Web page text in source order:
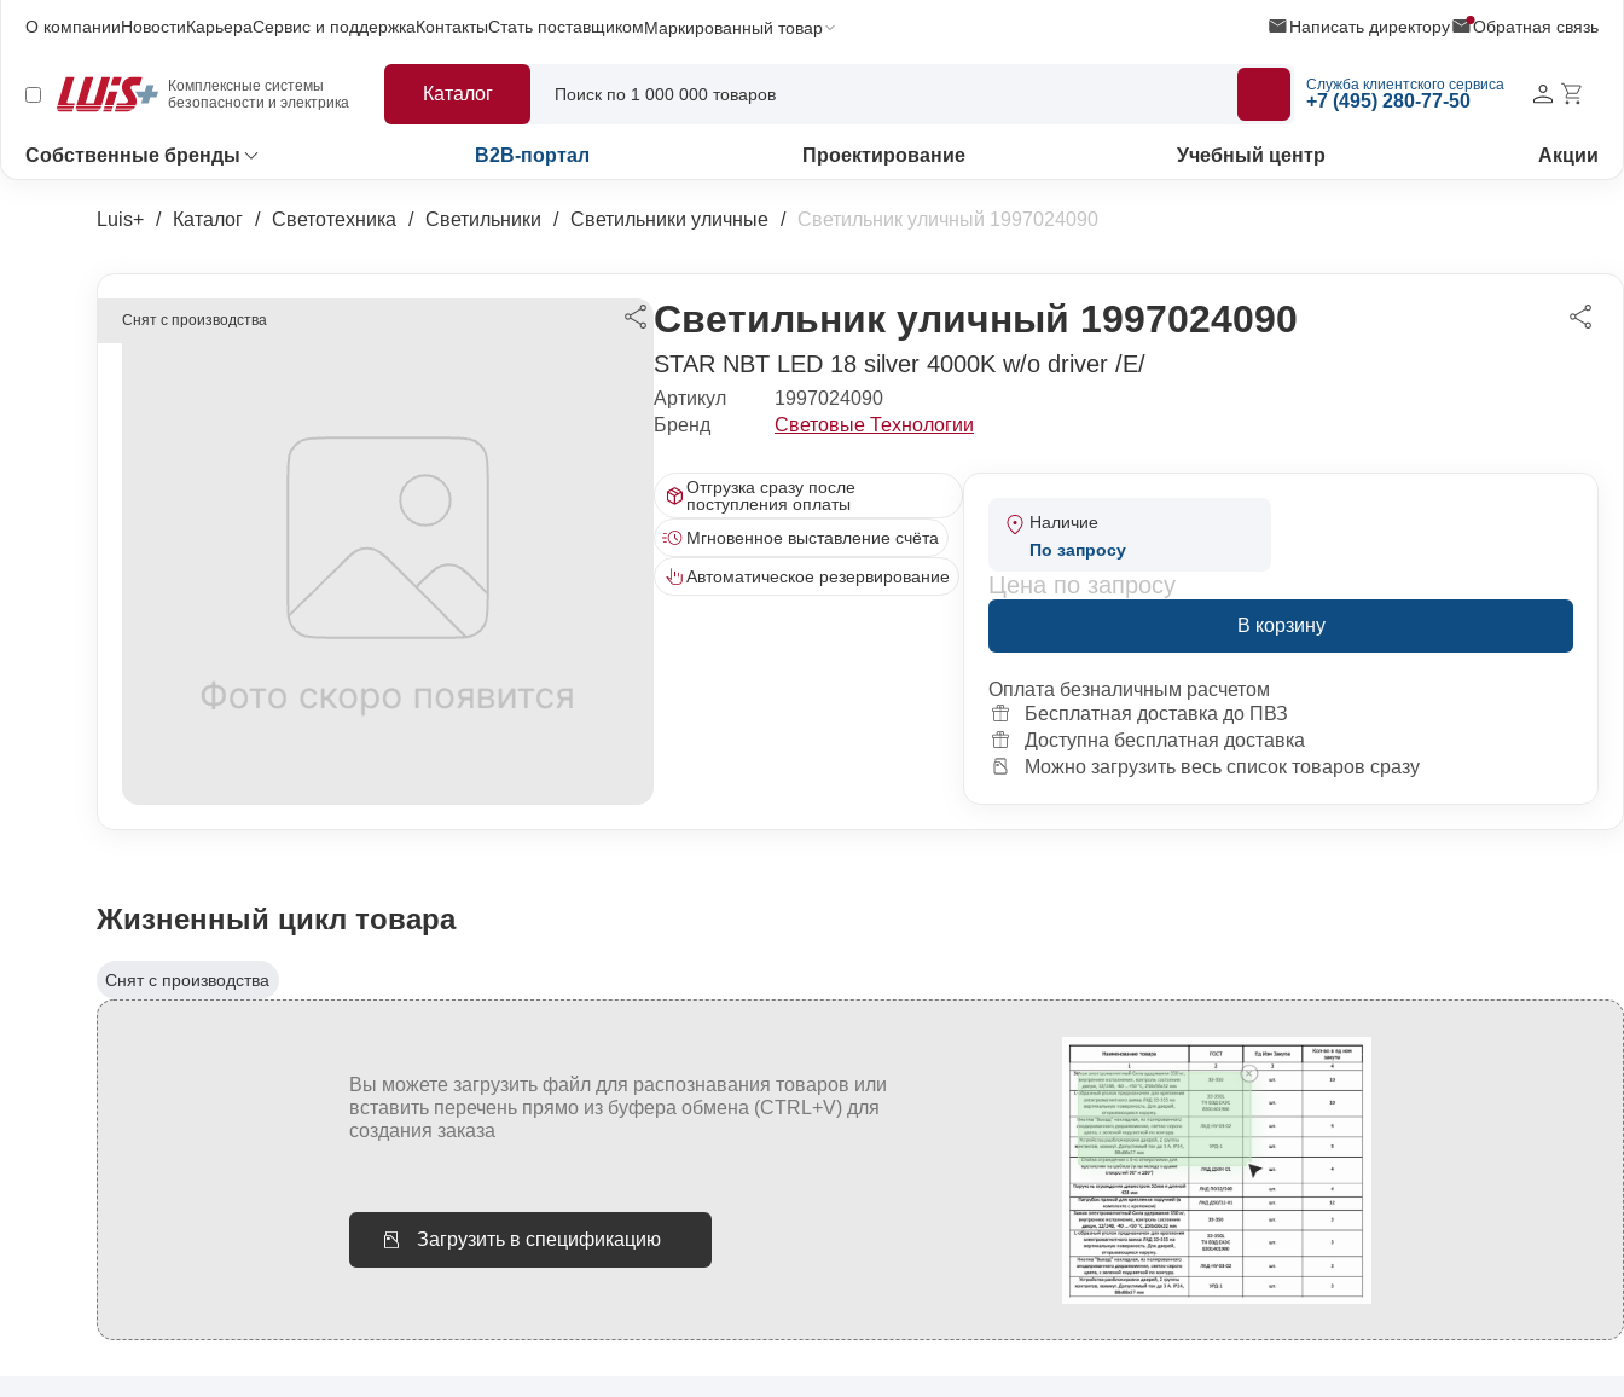
О компанииНовостиКарьераСервис и поддержкаКонтактыСтать поставщикомМаркированный товар Написать директору Обратная связь
Комплексные системы
безопасности и электрика
Каталог Служба клиентского сервиса
+7 (495) 280-77-50
Собственные бренды B2B-портал Проектирование Учебный центр Акции
Luis+ Каталог Светотехника Светильники Светильники уличные Светильник уличный 1997024090
Снят с производства Светильник уличный 1997024090
STAR NBT LED 18 silver 4000K w/o driver /E/
Артикул
1997024090
Бренд
Световые Технологии
Отгрузка сразу после
поступления оплаты
Мгновенное выставление счёта
Автоматическое резервирование
Наличие
По запросу
Цена по запросу
В корзину
Оплата безналичным расчетом
Бесплатная доставка до ПВЗ
Доступна бесплатная доставка
Можно загрузить весь список товаров сразу
Жизненный цикл товара
Снят с производства
Загрузить в спецификацию